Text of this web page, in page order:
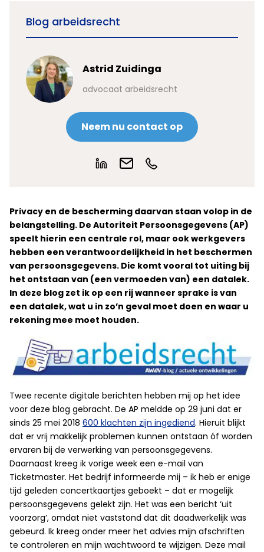
Blog arbeidsrecht
Astrid Zuidinga
advocaat arbeidsrecht
Neem nu contact op
Privacy en de bescherming daarvan staan volop in de
belangstelling. De Autoriteit Persoonsgegevens (AP)
speelt hierin een centrale rol, maar ook werkgevers
hebben een verantwoordelijkheid in het beschermen
van persoonsgegevens. Die komt vooral tot uiting bij
het ontstaan van (een vermoeden van) een datalek.
In deze blog zet ik op een rij wanneer sprake is van
een datalek, wat u in zo’n geval moet doen en waar u
rekening mee moet houden.
Twee recente digitale berichten hebben mij op het idee
voor deze blog gebracht. De AP meldde op 29 juni dat er
sinds 25 mei 2018 600 klachten zijn ingediend. Hieruit blijkt
dat er vrij makkelijk problemen kunnen ontstaan óf worden
ervaren bij de verwerking van persoonsgegevens.
Daarnaast kreeg ik vorige week een e-mail van
Ticketmaster. Het bedrijf informeerde mij – ik heb er enige
tijd geleden concertkaartjes geboekt – dat er mogelijk
persoonsgegevens gelekt zijn. Het was een bericht ‘uit
voorzorg’, omdat niet vaststond dat dit daadwerkelijk was
gebeurd. Ik kreeg onder meer het advies mijn afschriften
te controleren en mijn wachtwoord te wijzigen. Deze mail